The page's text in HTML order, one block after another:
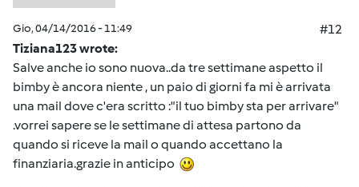
Gio, 04/14/2016 - 11:49
#12
Tiziana123 wrote:
Salve anche io sono nuova..da tre settimane aspetto il
bimby è ancora niente , un paio di giorni fa mi è arrivata
una mail dove c'era scritto :"il tuo bimby sta per arrivare"
.vorrei sapere se le settimane di attesa partono da
quando si riceve la mail o quando accettano la
finanziaria.grazie in anticipo